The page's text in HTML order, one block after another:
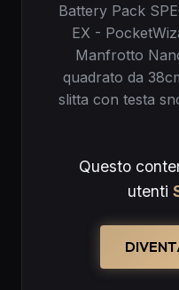
Battery Pack
EX -
Manfrotto
quadrato da
slitta con testa
Questo
utenti